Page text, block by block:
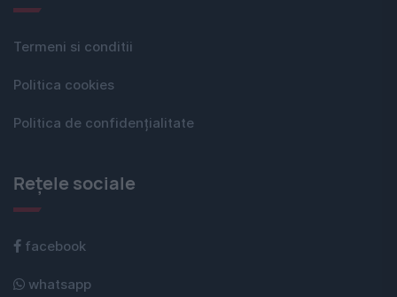
Termeni si conditii
Politica cookies
Politica de confidențialitate
Rețele sociale
facebook
whatsapp